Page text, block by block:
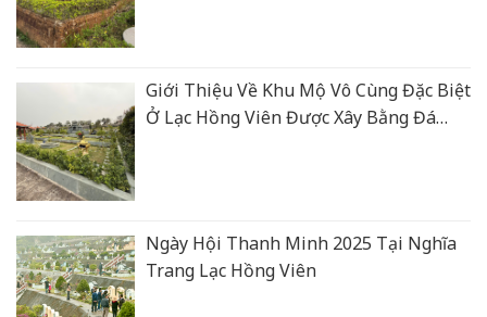
Giới Thiệu Về Khu Mộ Vô Cùng Đặc Biệt
Ở Lạc Hồng Viên Được Xây Bằng Đá
Ngày Hội Thanh Minh 2025 Tại Nghĩa
Trang Lạc Hồng Viên